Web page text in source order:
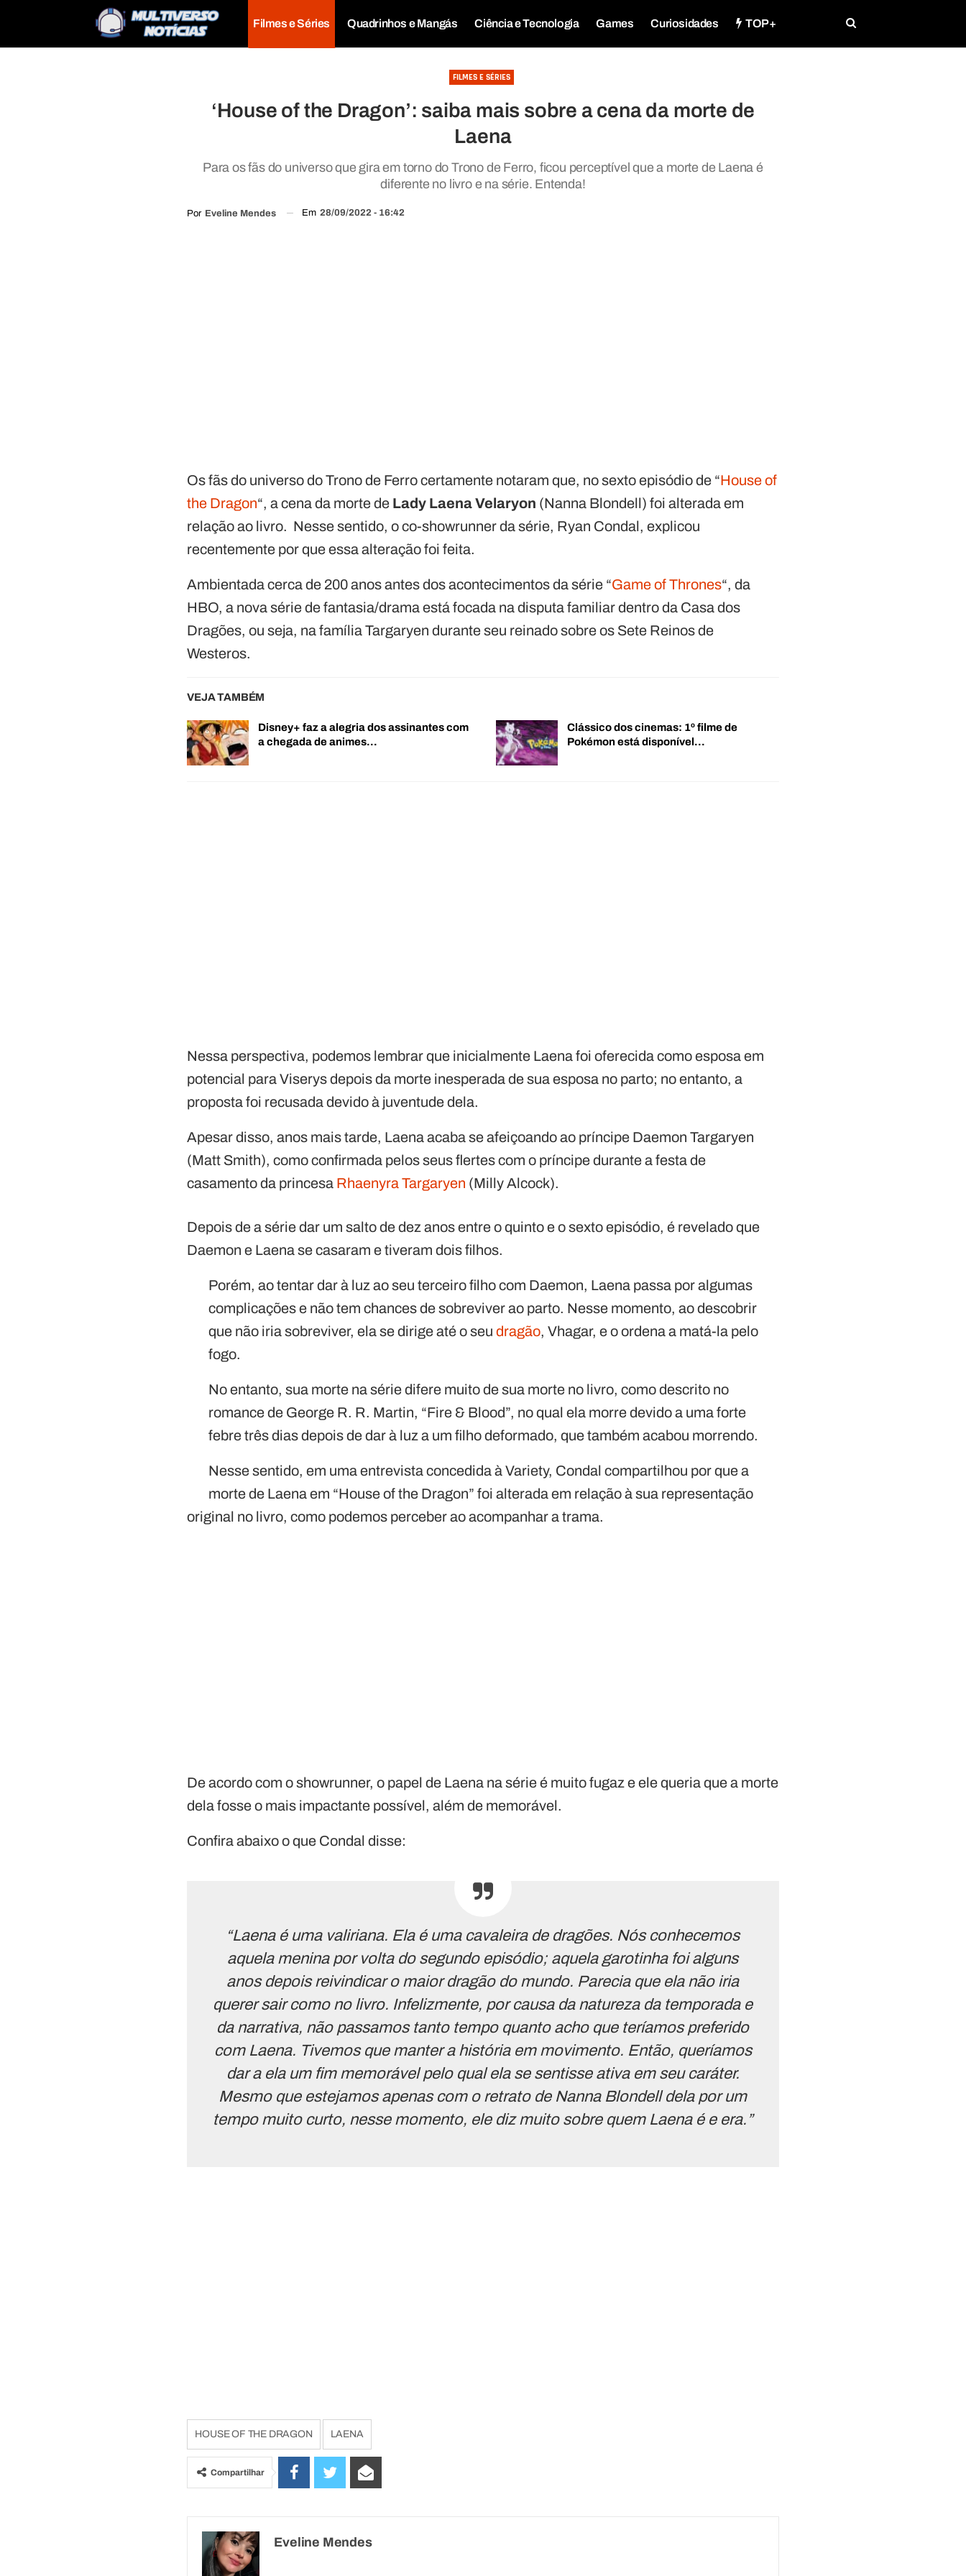
Filmes e Séries Quadrinhos e Mangás Ciência e Tecnologia Games Curiosidades TOP+
FILMES E SÉRIES
‘House of the Dragon’: saiba mais sobre a cena da morte de
Laena
Para os fãs do universo que gira em torno do Trono de Ferro, ficou perceptível que a morte de Laena é
diferente no livro e na série. Entenda!
Por Eveline Mendes Em 28/09/2022 - 16:42
Os fãs do universo do Trono de Ferro certamente notaram que, no sexto episódio de “House of
the Dragon“, a cena da morte de Lady Laena Velaryon (Nanna Blondell) foi alterada em
relação ao livro. Nesse sentido, o co-showrunner da série, Ryan Condal, explicou
recentemente por que essa alteração foi feita.
Ambientada cerca de 200 anos antes dos acontecimentos da série “Game of Thrones“, da
HBO, a nova série de fantasia/drama está focada na disputa familiar dentro da Casa dos
Dragões, ou seja, na família Targaryen durante seu reinado sobre os Sete Reinos de
Westeros.
VEJA TAMBÉM
Disney+ faz a alegria dos assinantes com
a chegada de animes…
Clássico dos cinemas: 1º filme de
Pokémon está disponível…
Nessa perspectiva, podemos lembrar que inicialmente Laena foi oferecida como esposa em
potencial para Viserys depois da morte inesperada de sua esposa no parto; no entanto, a
proposta foi recusada devido à juventude dela.
Apesar disso, anos mais tarde, Laena acaba se afeiçoando ao príncipe Daemon Targaryen
(Matt Smith), como confirmada pelos seus flertes com o príncipe durante a festa de
casamento da princesa Rhaenyra Targaryen (Milly Alcock).
Depois de a série dar um salto de dez anos entre o quinto e o sexto episódio, é revelado que
Daemon e Laena se casaram e tiveram dois filhos.
Porém, ao tentar dar à luz ao seu terceiro filho com Daemon, Laena passa por algumas
complicações e não tem chances de sobreviver ao parto. Nesse momento, ao descobrir
que não iria sobreviver, ela se dirige até o seudragão, Vhagar, e o ordena a matá-la pelo
fogo.
No entanto, sua morte na série difere muito de sua morte no livro, como descrito no
romance de George R. R. Martin, “Fire & Blood”, no qual ela morre devido a uma forte
febre três dias depois de dar à luz a um filho deformado, que também acabou morrendo.
Nesse sentido, em uma entrevista concedida à Variety, Condal compartilhou por que a
morte de Laena em “House of the Dragon” foi alterada em relação à sua representação
original no livro, como podemos perceber ao acompanhar a trama.
De acordo com o showrunner, o papel de Laena na série é muito fugaz e ele queria que a morte
dela fosse o mais impactante possível, além de memorável.
Confira abaixo o que Condal disse:
“Laena é uma valiriana. Ela é uma cavaleira de dragões. Nós conhecemos
aquela menina por volta do segundo episódio; aquela garotinha foi alguns
anos depois reivindicar o maior dragão do mundo. Parecia que ela não iria
querer sair como no livro. Infelizmente, por causa da natureza da temporada e
da narrativa, não passamos tanto tempo quanto acho que teríamos preferido
com Laena. Tivemos que manter a história em movimento. Então, queríamos
dar a ela um fim memorável pelo qual ela se sentisse ativa em seu caráter.
Mesmo que estejamos apenas com o retrato de Nanna Blondell dela por um
tempo muito curto, nesse momento, ele diz muito sobre quem Laena é e era.”
HOUSE OF THE DRAGON LAENA
Compartilhar
Eveline Mendes